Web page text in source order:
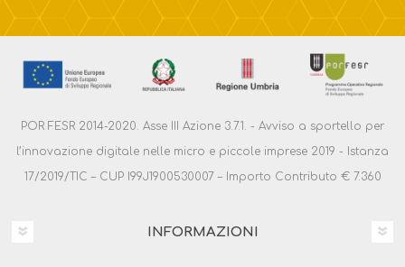
POR FESR 2014-2020. Asse III Azione 3.7.1. - Avviso a sportello per
l’innovazione digitale nelle micro e piccole imprese 2019 - Istanza
17/2019/TIC – CUP I99J1900530007 – Importo Contributo € 7.360
INFORMAZIONI